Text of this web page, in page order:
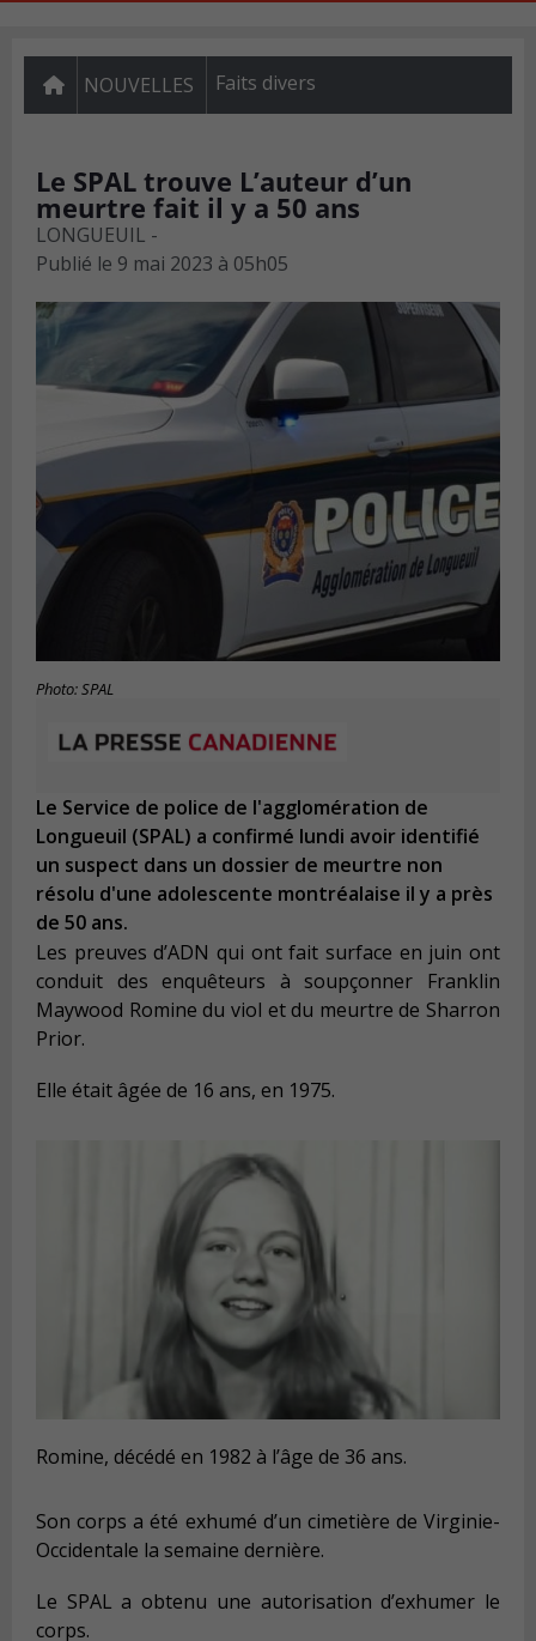
NOUVELLES Faits divers
Le SPAL trouve L’auteur d’un
meurtre fait il y a 50 ans
LONGUEUIL -
Publié le 9 mai 2023 à 05h05
Photo: SPAL
Le Service de police de l'agglomération de
Longueuil (SPAL) a confirmé lundi avoir identifié
un suspect dans un dossier de meurtre non
résolu d'une adolescente montréalaise il y a près
de 50 ans.
Les preuves d’ADN qui ont fait surface en juin ont
conduit des enquêteurs à soupçonner Franklin
Maywood Romine du viol et du meurtre de Sharron
Prior.
Elle était âgée de 16 ans, en 1975.
Romine, décédé en 1982 à l’âge de 36 ans.
Son corps a été exhumé d’un cimetière de Virginie-
Occidentale la semaine dernière.
Le SPAL a obtenu une autorisation d’exhumer le
corps.